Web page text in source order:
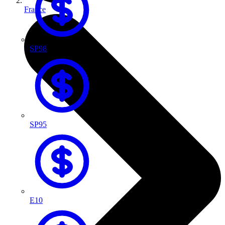
SP98
SP95
E10
France